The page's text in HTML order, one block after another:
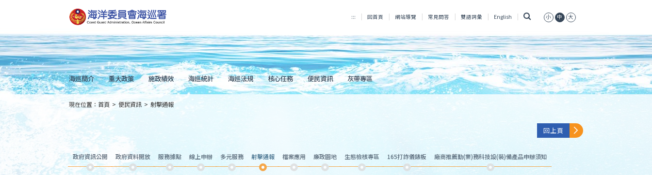
到
主
內
容
Skip
to
main
content
::: 回首頁 網站導覽 常見問答 雙語詞彙 English 小 中 大
海巡簡介 重大政策 施政績效 海巡統計 海巡法規 核心任務 便民資訊 灰帶專區
::: 現在位置： 首頁 > 便民資訊 > 射擊通報
回上頁
政府資訊公開 政府資料開放 服務據點 線上申辦 多元服務 射擊通報 檔案應用 廉政園地 生態檢核專區 165打詐儀錶板 廠商推薦勤(業)務科技設(裝)備產品申辦須知